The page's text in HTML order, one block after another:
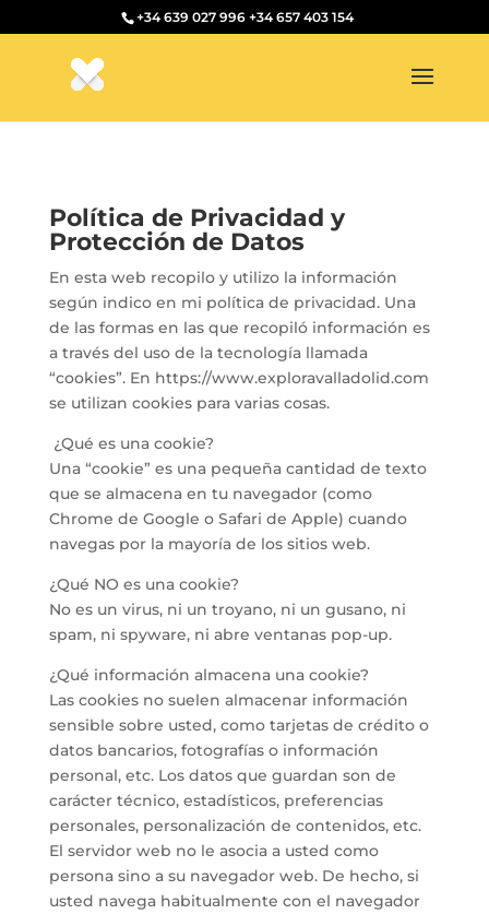
+34 639 027 996 +34 657 403 154
Política de Privacidad y
Protección de Datos
En esta web recopilo y utilizo la información
según indico en mi política de privacidad. Una
de las formas en las que recopiló información es
a través del uso de la tecnología llamada
“cookies”. En https://www.exploravalladolid.com
se utilizan cookies para varias cosas.
¿Qué es una cookie?
Una “cookie” es una pequeña cantidad de texto
que se almacena en tu navegador (como
Chrome de Google o Safari de Apple) cuando
navegas por la mayoría de los sitios web.
¿Qué NO es una cookie?
No es un virus, ni un troyano, ni un gusano, ni
spam, ni spyware, ni abre ventanas pop-up.
¿Qué información almacena una cookie?
Las cookies no suelen almacenar información
sensible sobre usted, como tarjetas de crédito o
datos bancarios, fotografías o información
personal, etc. Los datos que guardan son de
carácter técnico, estadísticos, preferencias
personales, personalización de contenidos, etc.
El servidor web no le asocia a usted como
persona sino a su navegador web. De hecho, si
usted navega habitualmente con el navegador